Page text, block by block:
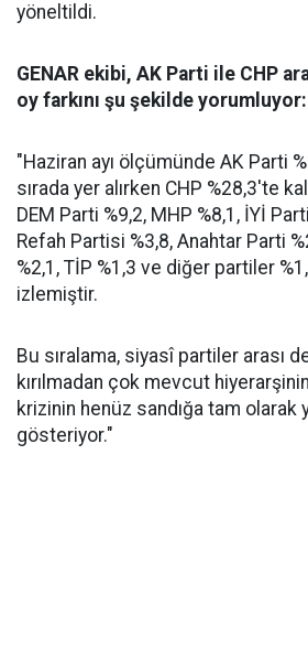
yöneltildi.
GENAR ekibi, AK Parti ile CHP
oy farkını şu şekilde yorumluyor:
"Haziran ayı ölçümünde AK Parti
sırada yer alırken CHP %28,3'te
DEM Parti %9,2, MHP %8,1, İYİ
Refah Partisi %3,8, Anahtar Parti
%2,1, TİP %1,3 ve diğer partiler
izlemiştir.
Bu sıralama, siyasî partiler arası
kırılmadan çok mevcut
krizinin henüz sandığa tam olarak
gösteriyor."